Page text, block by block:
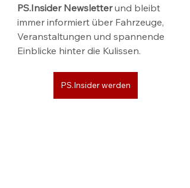
PS.Insider Newsletter und bleibt
immer informiert über Fahrzeuge,
Veranstaltungen und spannende
Einblicke hinter die Kulissen.
PS.Insider werden